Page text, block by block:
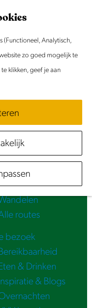
(Functioneel, Analytisch,
zo goed mogelijk te
klikken, geef je aan
aanmelden
Beleven
in Laag Holland
kinderen
eropuit
& Stilte
routes
bezoek
& Drinken
& Blogs
Smit